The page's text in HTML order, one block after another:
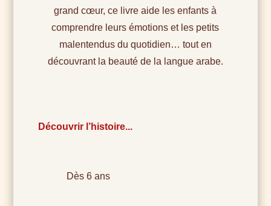
grand cœur, ce livre aide les enfants à
comprendre leurs émotions et les petits
malentendus du quotidien… tout en
découvrant la beauté de la langue arabe.
Découvrir l’histoire...
Dès 6 ans